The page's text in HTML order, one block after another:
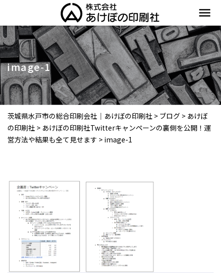
menu
image-1
茨城県水戸市の総合印刷会社｜あけぼの印刷社 > ブログ > あけぼ
の印刷社 > あけぼの印刷社Twitterキャンペーンの裏側を公開！運
営方法や結果も全て見せます > image-1